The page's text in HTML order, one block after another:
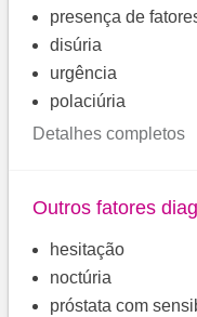
presença de
disúria
urgência
polaciúria
Detalhes completos
Outros fatores
hesitação
noctúria
próstata com